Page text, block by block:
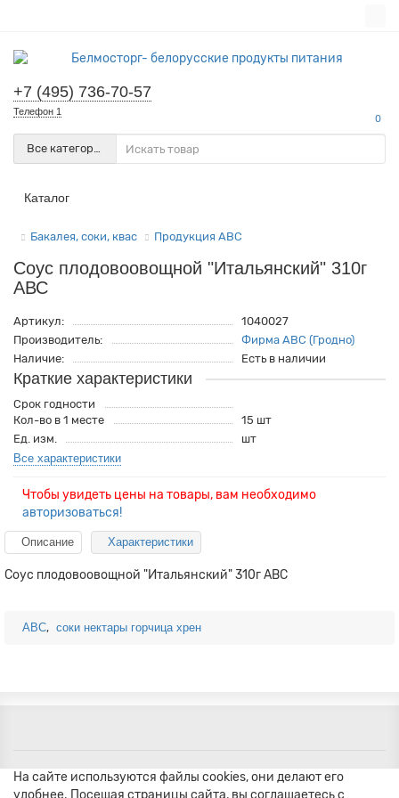
+7 (495) 736-70-57
Телефон 1
0
Все категории
Каталог
Бакалея, соки, квас Продукция АВС
Соус плодовоовощной "Итальянский" 310г
АВС
Артикул:
1040027
Производитель:
Фирма АВС (Гродно)
Наличие:
Есть в наличии
Краткие характеристики
Срок годности
Кол-во в 1 месте
15 шт
Ед. изм.
шт
Все характеристики
Чтобы увидеть цены на товары, вам необходимо
авторизоваться!
Описание Характеристики
Соус плодовоовощной "Итальянский" 310г АВС
АВС, соки нектары горчица хрен
На сайте используются файлы cookies, они делают его
удобнее. Посещая страницы сайта, вы соглашаетесь с